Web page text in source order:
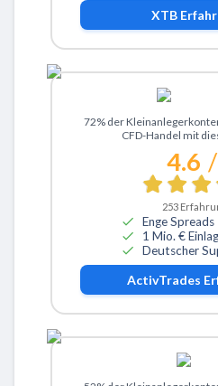
XTB
Zu
72% der
CFD-Handel mit
4.6
253
Enge Spreads
1 Mio. €
Deutscher
ActivTrades